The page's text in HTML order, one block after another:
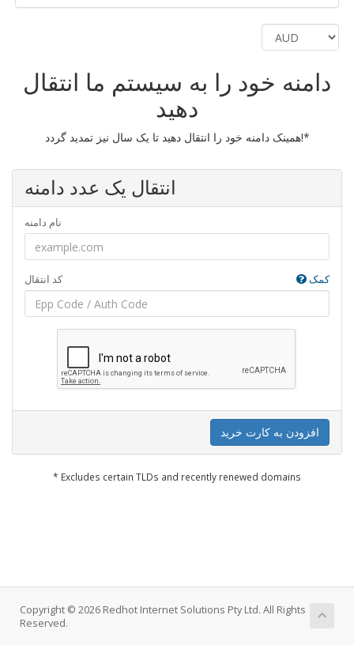
دامنه خود را به سیستم ما انتقال
دهید
همینک دامنه خود را انتقال دهید تا یک سال نیز تمدید گردد!*
انتقال یک عدد دامنه
نام دامنه
کد انتقال کمک
افزودن به کارت خرید
* Excludes certain TLDs and recently renewed domains
Copyright © 2026 Redhot Internet Solutions Pty Ltd. All Rights
Reserved.